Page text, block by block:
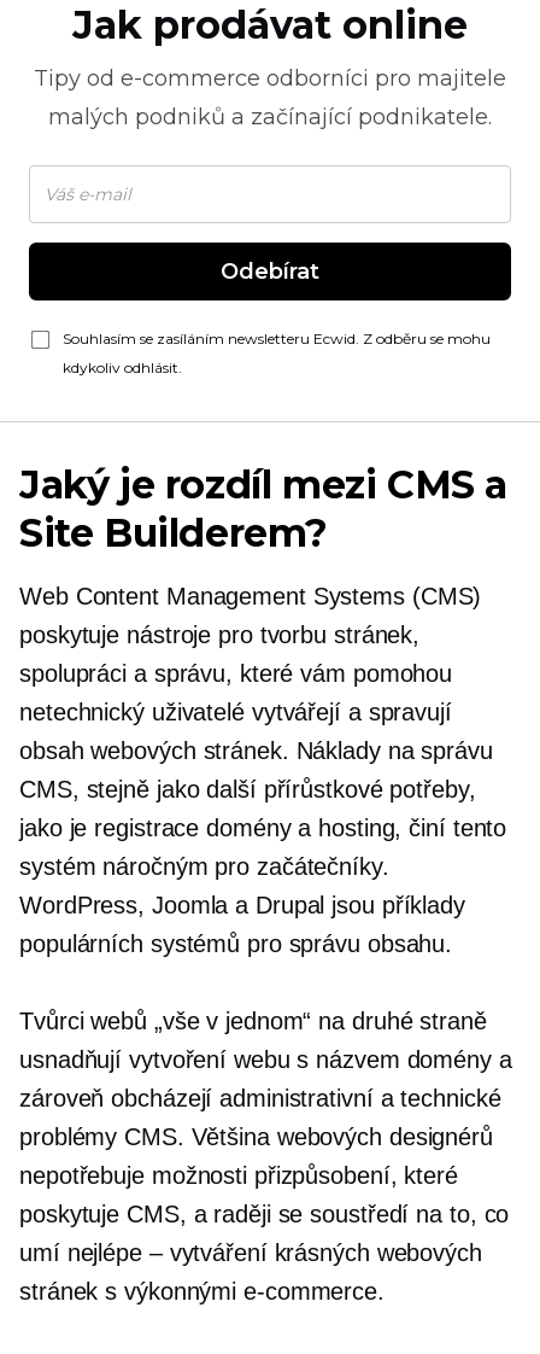
Jak prodávat online
Tipy od e-commerce odborníci pro majitele
malých podniků a začínající podnikatele.
Odebírat
Souhlasím se zasíláním newsletteru Ecwid. Z odběru se mohu
kdykoliv odhlásit.
Jaký je rozdíl mezi CMS a
Site Builderem?
Web Content Management Systems (CMS)
poskytuje nástroje pro tvorbu stránek,
spolupráci a správu, které vám pomohou
netechnickýuživatelé vytvářejí a spravují
obsah webových stránek. Náklady na správu
CMS, stejně jako další přírůstkové potřeby,
jako je registrace domény a hosting, činí tento
systém náročným pro začátečníky.
WordPress, Joomla a Drupal jsou příklady
populárních systémů pro správu obsahu.
Tvůrci webů „vše v jednom“ na druhé straně
usnadňují vytvoření webu s názvem domény a
zároveň obcházejí administrativní a technické
problémy CMS. Většina webových designérů
nepotřebuje možnosti přizpůsobení, které
poskytuje CMS, a raději se soustředí na to, co
umí nejlépe – vytváření krásných webových
stránek s výkonnými e-commerce.